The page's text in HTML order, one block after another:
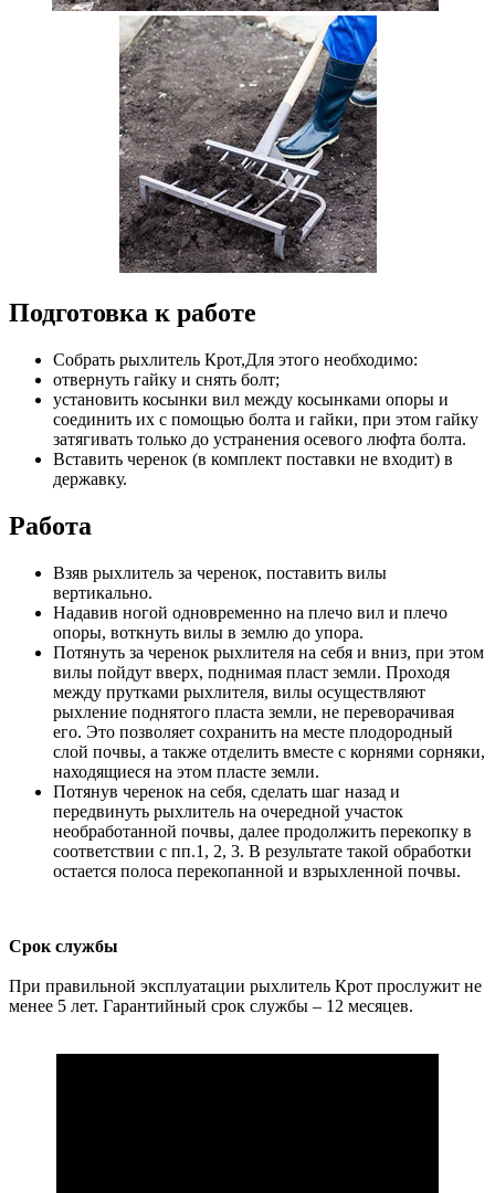
Подготовка к работе
Собрать рыхлитель Крот,Для этого необходимо:
отвернуть гайку и снять болт;
установить косынки вил между косынками опоры и
соединить их с помощью болта и гайки, при этом гайку
затягивать только до устранения осевого люфта болта.
Вставить черенок (в комплект поставки не входит) в
державку.
Работа
Взяв рыхлитель за черенок, поставить вилы
вертикально.
Надавив ногой одновременно на плечо вил и плечо
опоры, воткнуть вилы в землю до упора.
Потянуть за черенок рыхлителя на себя и вниз, при этом
вилы пойдут вверх, поднимая пласт земли. Проходя
между прутками рыхлителя, вилы осуществляют
рыхление поднятого пласта земли, не переворачивая
его. Это позволяет сохранить на месте плодородный
слой почвы, а также отделить вместе с корнями сорняки,
находящиеся на этом пласте земли.
Потянув черенок на себя, сделать шаг назад и
передвинуть рыхлитель на очередной участок
необработанной почвы, далее продолжить перекопку в
соответствии с пп.1, 2, 3. В результате такой обработки
остается полоса перекопанной и взрыхленной почвы.
Срок службы
При правильной эксплуатации рыхлитель Крот прослужит не
менее 5 лет. Гарантийный срок службы – 12 месяцев.